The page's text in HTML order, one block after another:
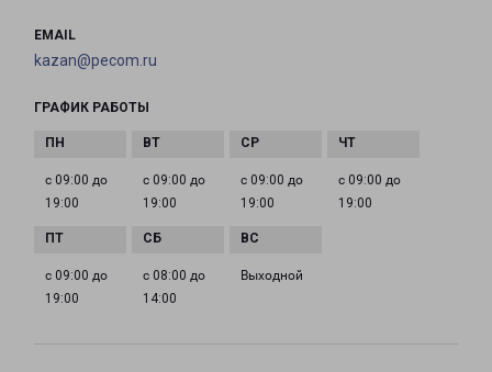
EMAIL
kazan@pecom.ru
ГРАФИК РАБОТЫ
с 09:00 до
19:00
с 09:00 до
19:00
с 09:00 до
19:00
с 09:00 до
19:00
с 09:00 до
19:00
с 08:00 до
14:00
Выходной